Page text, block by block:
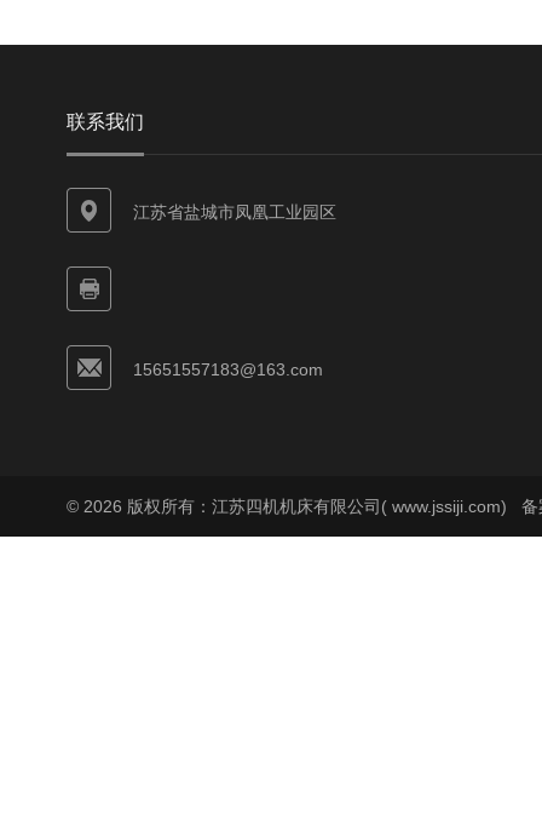
联系我们
江苏省盐城市凤凰工业园区
15651557183@163.com
© 2026 版权所有：江苏四机机床有限公司( www.jssiji.com) 备